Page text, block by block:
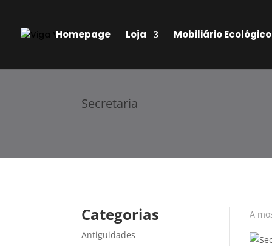
Homepage Loja Mobiliário Ecológico
Secretaria
Categorias
Antiguidades
A